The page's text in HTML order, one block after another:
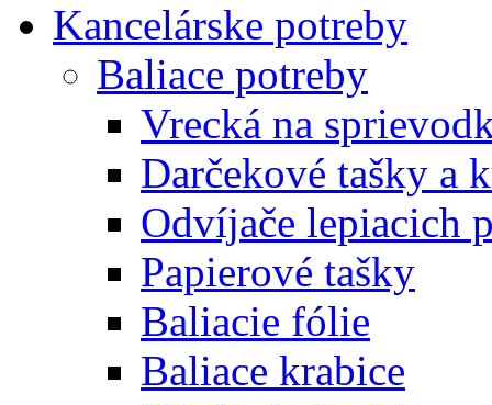
Kancelárske potreby
Baliace potreby
Vrecká na
Darčekové tašky a
Odvíjače lepiacich
Papierové tašky
Baliacie fólie
Baliace krabice